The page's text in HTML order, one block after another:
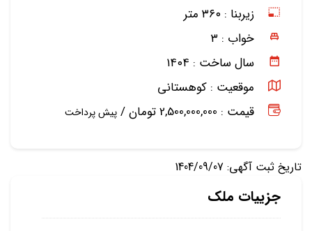
زیربنا : ۳۶۰ متر
خواب : ۳
سال ساخت : ۱۴۰۴
موقعیت : کوهستانی
قیمت : 2,500,000,000 تومان /
پیش پرداخت
تاریخ ثبت آگهی: 1404/09/07
جزییات ملک